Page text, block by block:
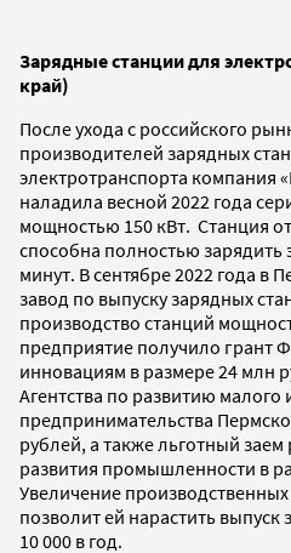
Зарядные станции для
край)
После ухода с российского
производителей зарядных
электротранспорта компания
наладила весной 2022 года
мощностью 150 кВт. Станция
способна полностью зарядить
минут. В сентябре 2022 года в
завод по выпуску зарядных
производство станций
предприятие получило грант
инновациям в размере 24 млн
Агентства по развитию малого
предпринимательства
рублей, а также льготный
развития промышленности в
Увеличение
позволит ей нарастить выпуск
10 000 в год.